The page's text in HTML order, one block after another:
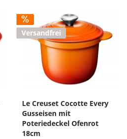
Versandfrei
Le Creuset Cocotte Every
Gusseisen mit
Poteriedeckel Ofenrot
18cm